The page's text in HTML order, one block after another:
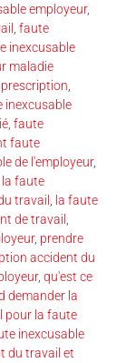
employeur,
faute
inexcusable
maladie
inexcusable
faute
faute
de l'employeur,
la faute
travail
la faute
de travail
, prendre
accident du
, qu'est ce
demander la
pour la faute
inexcusable
du travail et